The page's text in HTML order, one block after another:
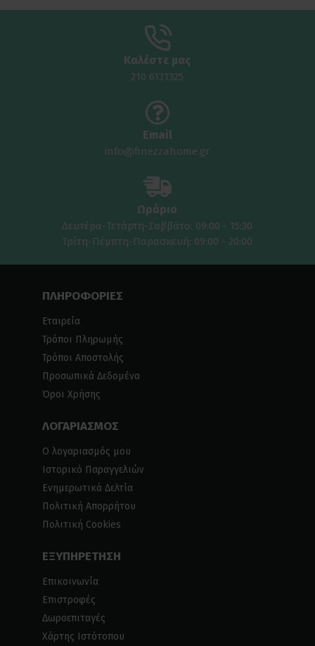
Καλέστε μας
210 6131325
Email
info@finezzahome.gr
Ωράριο
Δευτέρα-Τετάρτη-Σαββάτο: 09:00 - 15:30
Τρίτη-Πέμπτη-Παρασκευή: 09:00 - 20:00
ΠΛΗΡΟΦΟΡΙΕΣ
Εταιρεία
Τρόποι Πληρωμής
Τρόποι Αποστολής
Προσωπικά Δεδομένα
Όροι Χρήσης
ΛΟΓΑΡΙΑΣΜΟΣ
Ο λογαριασμός μου
Ιστορικό Παραγγελιών
Ενημερωτικά Δελτία
Πολιτική Απορρήτου
Πολιτική Cookies
ΕΞΥΠΗΡΕΤΗΣΗ
Επικοινωνία
Επιστροφές
Δωροεπιταγές
Χάρτης Ιστότοπου